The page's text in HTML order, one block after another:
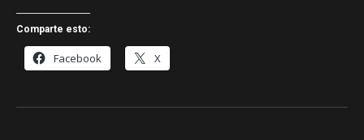
Comparte esto:
Facebook X